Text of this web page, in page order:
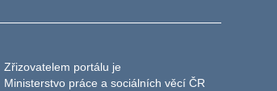
Zřizovatelem portálu je
Ministerstvo práce a sociálních věcí ČR